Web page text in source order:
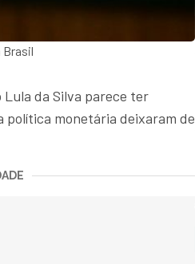
Brasil
da Silva parece ter
política monetária deixaram de